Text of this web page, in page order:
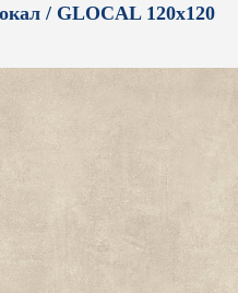
/ GLOCAL 120x120